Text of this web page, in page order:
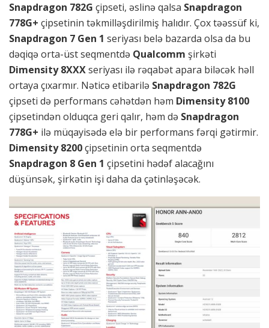
Snapdragon 782G çipseti, əslinə qalsa Snapdragon
778G+ çipsetinin təkmilləşdirilmiş halıdır. Çox təəssüf ki,
Snapdragon 7 Gen 1 seriyası belə bazarda olsa da bu
dəqiqə orta-üst seqmentdə Qualcomm şirkəti
Dimensity 8XXXseriyası ilə rəqabət apara biləcək həll
ortaya çıxarmır. Nəticə etibarilə Snapdragon 782G
çipseti də performans cəhətdən həm Dimensity 8100
çipsetindən olduqca geri qalır, həm də Snapdragon
778G+ ilə müqayisədə elə bir performans fərqi gətirmir.
Dimensity 8200çipsetinin orta seqmentdə
Snapdragon 8 Gen 1 çipsetini hədəf alacağını
düşünsək, şirkətin işi daha da çətinləşəcək.